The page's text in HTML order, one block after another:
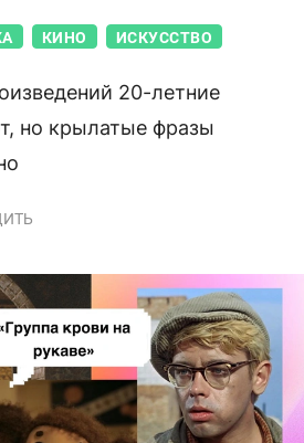
КИНО ИСКУССТВО
20-летние
но крылатые фразы